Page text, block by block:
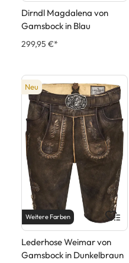
Dirndl Magdalena von
Gamsbock in Blau
299,95 €*
Neu
Weitere Farben
Lederhose Weimar von
Gamsbock in Dunkelbraun